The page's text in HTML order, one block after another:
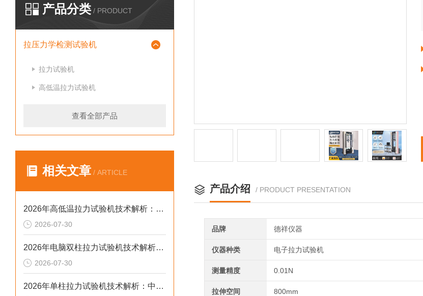
产品分类 / PRODUCT
拉压力学检测试验机
拉力试验机
高低温拉力试验机
查看全部产品
相关文章 / ARTICLE
2026年高低温拉力试验机技术解析：温变环境力学检测选型参考
2026-07-30
2026年电脑双柱拉力试验机技术解析：中大载荷力学检测选型参考
2026-07-30
2026年单柱拉力试验机技术解析：中小载荷力学检测选型参考
产品介绍 / PRODUCT PRESENTATION
品牌 德祥仪器
仪器种类 电子拉力试验机
测量精度 0.01N
拉伸空间 800mm